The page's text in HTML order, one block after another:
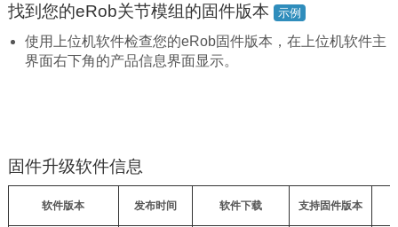
找到您的eRob关节模组的固件版本 示例
使用上位机软件检查您的eRob固件版本，在上位机软件主
界面右下角的产品信息界面显示。
固件升级软件信息
软件版本 发布时间 软件下载 支持固件版本